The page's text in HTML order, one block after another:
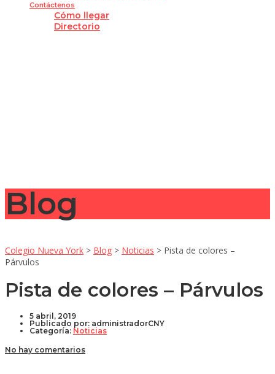
Contáctenos
Cómo llegar
Directorio
Blog
Colegio Nueva York > Blog > Noticias > Pista de colores –
Párvulos
Pista de colores – Párvulos
5 abril, 2019
Publicado por: administradorCNY
Categoría: Noticias
No hay comentarios